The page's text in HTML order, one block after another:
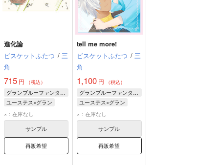
進化論
ビスケットふたつ / 三
角
715 円 （税込）
グランブルーファンタジー
ユーステス×グラン
グラン
ユーステス
×：在庫なし
サンプル
再販希望
tell me more!
ビスケットふたつ / 三
角
1,100 円 （税込）
グランブルーファンタジー
ユーステス×グラン
グラン
ユーステス
×：在庫なし
サンプル
再販希望